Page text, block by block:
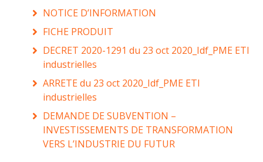
NOTICE D’INFORMATION
FICHE PRODUIT
DECRET 2020-1291 du 23 oct 2020_Idf_PME ETI
industrielles
ARRETE du 23 oct 2020_Idf_PME ETI
industrielles
DEMANDE DE SUBVENTION –
INVESTISSEMENTS DE TRANSFORMATION
VERS L’INDUSTRIE DU FUTUR